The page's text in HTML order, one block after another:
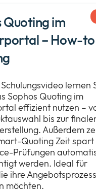
Quoting im
– How-to
lernen
Sophos Quoting im
effizient nutzen –
bis zur
Außerdem
Quoting Zeit spart
Prüfungen
werden. Ideal für
ihre
möchten.